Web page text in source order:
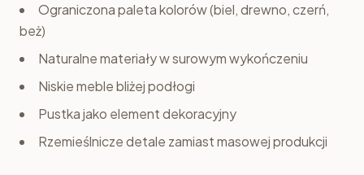
Ograniczona paleta kolorów (biel, drewno, czerń,
beż)
Naturalne materiały w surowym wykończeniu
Niskie meble bliżej podłogi
Pustka jako element dekoracyjny
Rzemieślnicze detale zamiast masowej produkcji